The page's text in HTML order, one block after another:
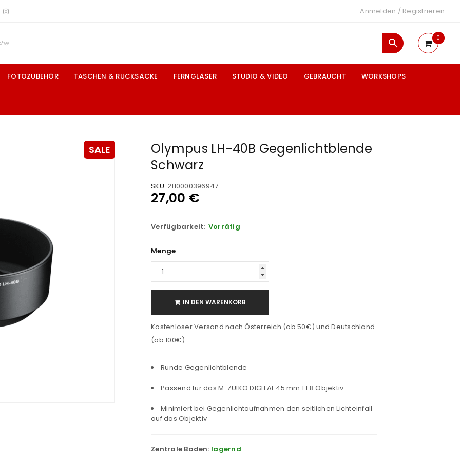
Anmelden / Registrieren
0
FOTOZUBEHÖR TASCHEN & RUCKSÄCKE FERNGLÄSER STUDIO & VIDEO GEBRAUCHT WORKSHOPS
SALE
Olympus LH-40B Gegenlichtblende
Schwarz
SKU: 2110000396947
27,00 €
Verfügbarkeit: Vorrätig
Menge
IN DEN WARENKORB
Kostenloser Versand nach Österreich (ab 50€) und Deutschland
(ab 100€)
Runde Gegenlichtblende
Passend für das M. ZUIKO DIGITAL 45 mm 1:1.8 Objektiv
Minimiert bei Gegenlichtaufnahmen den seitlichen Lichteinfall
auf das Objektiv
Zentrale Baden: lagernd